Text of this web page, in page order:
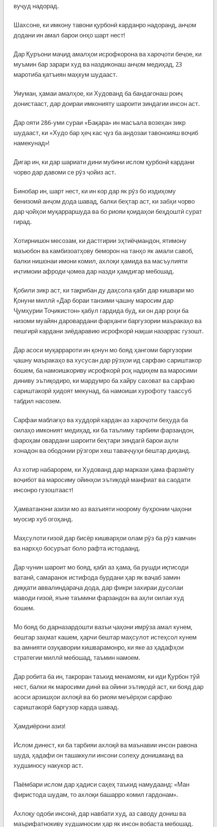
вуҷуд надорад.
Шахсоне, ки имкону тавони қурбонӣ карданро надоранд, анҷом
додани ин амал барои онҳо шарт нест!
Дар Қуръони маҷид амалҳои исрофкорона ва хароҷоти беҷое, ки
муъмин бар зарари худ ва наздиконаш анҷом медиҳад, 23
маротиба қатъиян маҳкум шудааст.
Умуман, ҳамаи амалҳое, ки Худованд ба бандагонаш роиҷ
донистааст, дар доираи имконияту шароити зиндагии инсон аст.
Дар ояти 286-уми сураи «Бақара» ин масъала возеҳан зикр
шудааст, ки «Худо бар ҳеҷ кас ҷуз ба андозаи тавоноияш воҷиб
намекунад»!
Дигар ин, ки дар шариати дини мубини ислом қурбонӣ кардани
чорво дар давоми се рӯз ҷойиз аст.
Бинобар ин, шарт нест, ки ин кор дар як рӯз бо издиҳому
бенизомӣ анҷом дода шавад, балки беҳтар аст, ки забҳи чорво
дар ҷойҳои муқарраршуда ва бо риояи қоидаҳои беҳдоштӣ сурат
гирад.
Хотирнишон месозам, ки дастгирии эҳтиёҷмандон, ятимону
маъюбон ва камбизоатҳову беморон на танҳо як амали савоб,
балки нишонаи имони комил, ахлоқи ҳамида ва масъулияти
иҷтимоии афроди ҷомеа дар назди ҳамдигар мебошад.
Қобили зикр аст, ки тақрибан ду даҳсола қабл дар кишвари мо
Қонуни миллӣ «Дар бораи танзими ҷашну маросим дар
Ҷумҳурии Тоҷикистон» қабул гардида буд, ки он дар роҳи ба
низоми муайян даровардани фарҳанги баргузории маъракаҳо ва
пешгирӣ кардани зиёдаравию исрофкорӣ нақши назаррас гузошт.
Дар асоси муқаррароти ин қонун мо бояд ҳангоми баргузории
ҷашну маъракаҳо ва хусусан дар рӯзҳои ид сарфаю сариштакор
бошем, ба намоишкориву исрофкорӣ роҳ надиҳем ва маросими
диниву эътиқодиро, ки мардумро ба хайру саховат ва сарфаю
сариштакорӣ ҳидоят мекунад, ба намоиши хурофоту таассуб
табдил насозем.
Сарфаи маблағҳо ва худдорӣ кардан аз хароҷоти беҳуда ба
оилаҳо имконият медиҳад, ки ба таълиму тарбияи фарзандон,
фароҳам овардани шароити беҳтари зиндагӣ барои аҳли
хонадон ва ободонии рӯзгори хеш таваҷҷуҳи бештар диҳанд.
Аз хотир набарорем, ки Худованд дар маркази ҳама фарзиёту
воҷибот ва маросиму ойинҳои эътиқодӣ манфиат ва саодати
инсонро гузоштааст!
Ҳамватанони азизи мо аз вазъияти ноорому буҳронии ҷаҳони
муосир хуб огоҳанд.
Маҳсулоти ғизоӣ дар бисёр кишварҳои олам рӯз ба рӯз камчин
ва нархҳо босуръат боло рафта истодаанд.
Дар чунин шароит мо бояд, қабл аз ҳама, ба рушди иқтисоди
ватанӣ, самаранок истифода бурдани ҳар як ваҷаб замин
диққати аввалиндараҷа дода, дар фикри захираи дусолаи
маводи ғизоӣ, яъне таъмини фарзандон ва аҳли оилаи худ
бошем.
Мо бояд бо дарназардошти вазъи ҷаҳони имрӯза амал кунем,
бештар заҳмат кашем, ҳарчи бештар маҳсулот истеҳсол кунем
ва амнияти озуқавории кишварамонро, ки яке аз ҳадафҳои
стратегии миллӣ мебошад, таъмин намоем.
Дар робита ба ин, такроран таъкид менамоям, ки иди Қурбон тӯй
нест, балки як маросими динӣ ва ойини эътиқодӣ аст, ки бояд дар
асоси арзишҳои ахлоқӣ ва бо риояи меъёрҳои сарфаю
сариштакорӣ баргузор карда шавад.
Ҳамдиёрони азиз!
Ислом динест, ки ба тарбияи ахлоқӣ ва маънавии инсон равона
шуда, ҳадафи он ташаккули инсони солеҳу донишманд ва
худшиносу накукор аст.
Паёмбари ислом дар ҳадиси саҳеҳ таъкид намудаанд: «Ман
фиристода шудам, то ахлоқи башарро комил гардонам».
Ахлоқу одоби инсонӣ, дар навбати худ, аз саводу дониш ва
маърифатнокиву худшиносии ҳар як инсон вобаста мебошад.